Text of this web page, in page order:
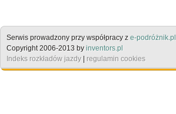
Serwis prowadzony przy współpracy z e-podróżnik.pl
Copyright 2006-2013 by inventors.pl
Indeks rozkładów jazdy | regulamin cookies